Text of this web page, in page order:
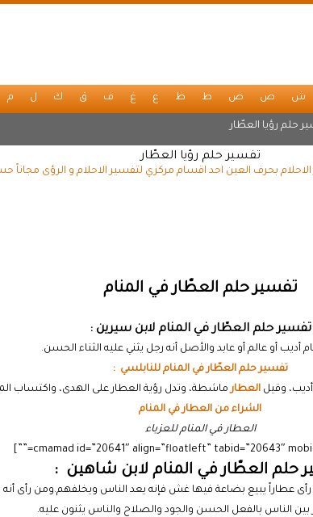
ش ص ض ط ظ ع غ ف ق ك ل م
حلم رؤيا العطّار
تفسير حلم رؤيا العطّار
بحرف العين احد اقسام مركزي لتفسير الاحلام و الرؤى مجاناً
تفسير حلم العطّار في المنام
تفسير حلم العطّار في المنام لابن سيرين :
أديب أو عالم أو عابد والأصل أنه رجل يثني عليه الثناء الحسن.
تفسير حلم العطّار في المنام للنابلسي :
أديب، وقيل العطارماشطة، وتدل رؤية العطار على الهدى، واكتساب
الشراء من العطار في المنام
العطار في المنام للعزباء
حلم العطّار في المنام لابن شاهين :
عطاراً يبيع بضاعة فيها غش فإنه يعد الناس ويخلفهم.ومن رأى
بين الناس بالفعل الحسن والجود والصلاح والناس يثنون عليه.